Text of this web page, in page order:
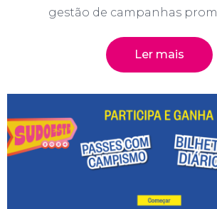
gestão de campanhas
Ler mais